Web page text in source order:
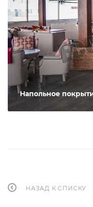
Напольное
НАЗАД К СПИСКУ